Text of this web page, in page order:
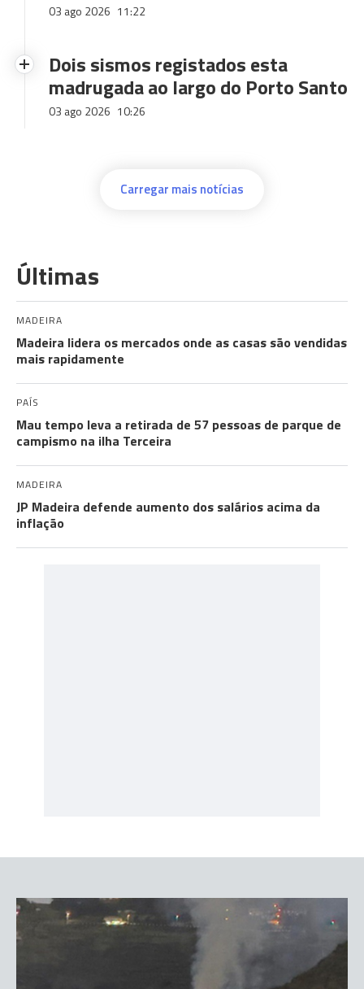
03 ago 2026 11:22
Dois sismos registados esta
madrugada ao largo do Porto Santo
03 ago 2026 10:26
Carregar mais notícias
Últimas
MADEIRA
Madeira lidera os mercados onde as casas são vendidas
mais rapidamente
PAÍS
Mau tempo leva a retirada de 57 pessoas de parque de
campismo na ilha Terceira
MADEIRA
JP Madeira defende aumento dos salários acima da
inflação